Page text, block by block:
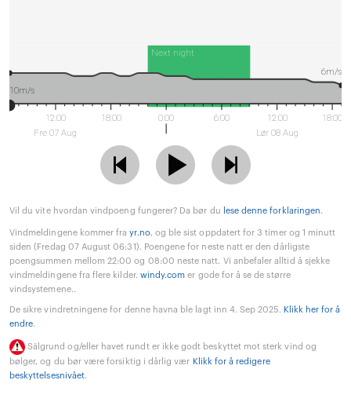
Next night
12:00
Fre 07 Aug
18:00 0:00 6:00
12:00
Lør 08 Aug
18:00
10m/s
6m/s
Vil du vite hvordan vindpoeng fungerer? Da bør du lese denne forklaringen.
Vindmeldingene kommer frayr.no, og ble sist oppdatert for 3 timer og 1 minutt
siden (Fredag 07 August 06:31). Poengene for neste natt er den dårligste
poengsummen mellom 22:00 og 08:00 neste natt. Vi anbefaler alltid å sjekke
vindmeldingene fra flere kilder. windy.com er gode for å se de større
vindsystemene..
De sikre vindretningene for denne havna ble lagt inn 4. Sep 2025. Klikk her for å
endre.
Sälgrund og/eller havet rundt er ikke godt beskyttet mot sterk vind og
bølger, og du bør være forsiktig i dårlig vær Klikk for å redigere
beskyttelsesnivået.